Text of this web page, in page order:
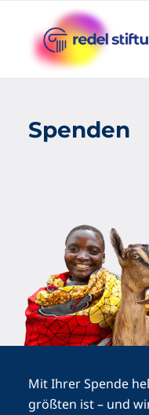
Spenden
Mit Ihrer Spende
größten ist – und